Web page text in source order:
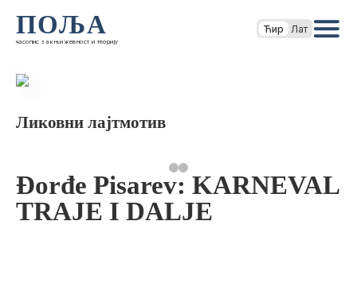
ПОЉА
часопис за књижевност и теорију
Ћир Лат
Ликовни лајтмотив
Đorđe Pisarev: KARNEVAL
TRAJE I DALJE